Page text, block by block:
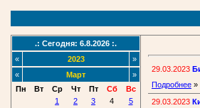
.: Сегодня: 6.8.2026 :.
«
2023
»
«
Март
»
Пн
Вт Ср Чт Пт Сб
Вс
1
2 3 4
5
29.03.2023
Подробнее »
29.03.2023